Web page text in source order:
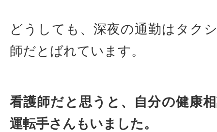
どうしても、深夜の通勤はタク
師だとばれています。
看護師だと思うと、自分の健康
運転手さんもいました。